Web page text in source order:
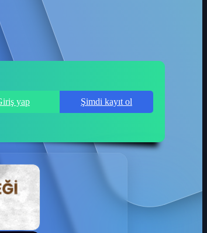
yap Şimdi kayıt ol